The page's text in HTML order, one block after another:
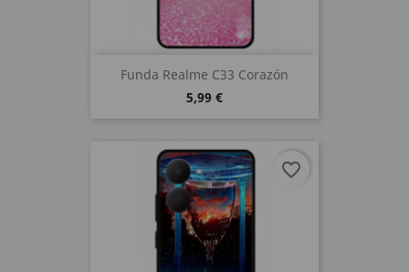
Funda Realme C33 Corazón
5,99 €
favorite_border